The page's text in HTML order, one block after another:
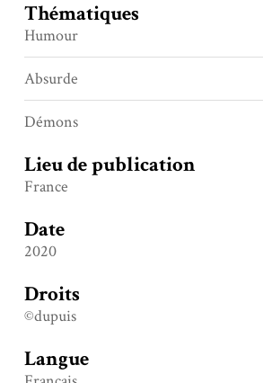
Thématiques
Humour
Absurde
Démons
Lieu de publication
France
Date
2020
Droits
©dupuis
Langue